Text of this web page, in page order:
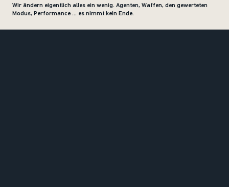
Wir ändern eigentlich alles ein wenig. Agenten, Waffen, den gewerteten
Modus, Performance … es nimmt kein Ende.